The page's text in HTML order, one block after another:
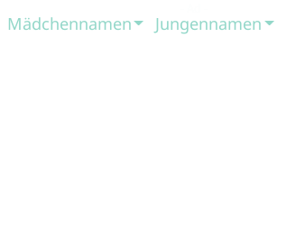
Mädchennamen Jungennamen